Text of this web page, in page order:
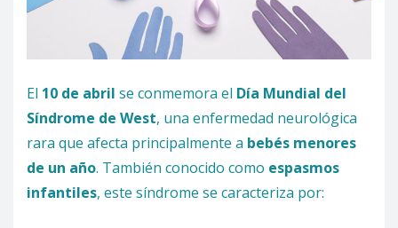
El 10 de abril se conmemora el Día Mundial del
Síndrome de West, una enfermedad neurológica
rara que afecta principalmente a bebés menores
de un año. También conocido como espasmos
infantiles, este síndrome se caracteriza por: